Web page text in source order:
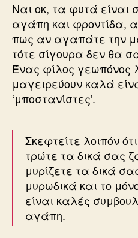
Ναι οκ, τα φυτά είναι
αγάπη και φροντίδα,
πως αν αγαπάτε την
τότε σίγουρα δεν θα
Ένας φίλος γεωπόνος
μαγειρεύουν καλά
‘μποστανίστες’.
Σκεφτείτε λοιπόν
τρώτε τα δικά σας
μυρίζετε τα δικά
μυρωδικά και το
είναι καλές
αγάπη.